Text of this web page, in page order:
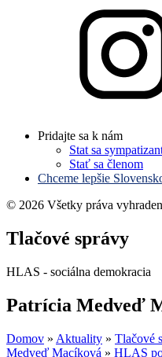
Pridajte sa k nám
Stat sa
Stať sa členom
Chceme lepšie
© 2026 Všetky práva
Tlačové správy
HLAS - sociálna demokracia
Patrícia Medveď
Domov » Aktuality » Tlačové
Medveď Macíková » HLAS